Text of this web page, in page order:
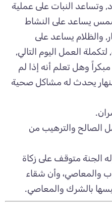
وتساعد النبات على عملية
يساعد على النشاط
والظلام يساعد على
العمل اليوم التالي,
وهل تعلم أنه إذا لم
يحدث له مشاكل صحية
الصالح والترهيب من
الجنة متوقف على زكاة
والمعاصي، وأن شقاء
بالشرك والمعاصي.